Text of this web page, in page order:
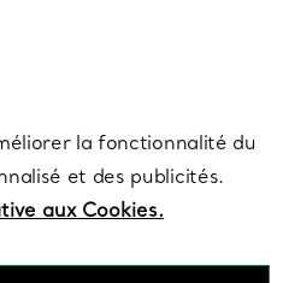
la fonctionnalité du
et des publicités.
aux Cookies.